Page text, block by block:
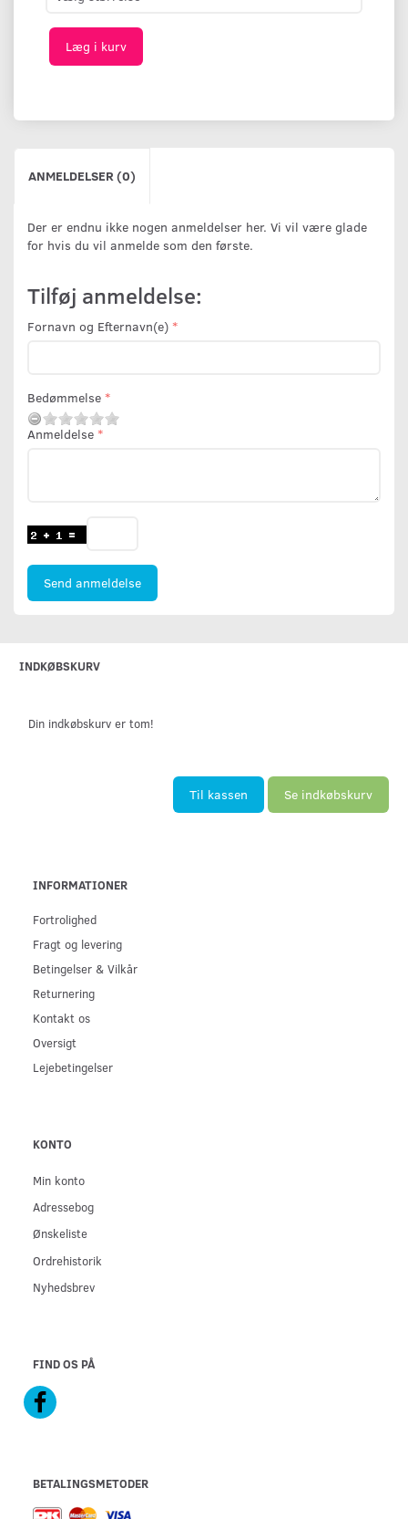
Læg i kurv
ANMELDELSER (0)
Der er endnu ikke nogen anmeldelser her. Vi vil være glade
for hvis du vil anmelde som den første.
Tilføj anmeldelse:
Fornavn og Efternavn(e)
Bedømmelse
Anmeldelse
Send anmeldelse
INDKØBSKURV
Din indkøbskurv er tom!
Til kassen Se indkøbskurv
INFORMATIONER
Fortrolighed
Fragt og levering
Betingelser & Vilkår
Returnering
Kontakt os
Oversigt
Lejebetingelser
KONTO
Min konto
Adressebog
Ønskeliste
Ordrehistorik
Nyhedsbrev
FIND OS PÅ
BETALINGSMETODER